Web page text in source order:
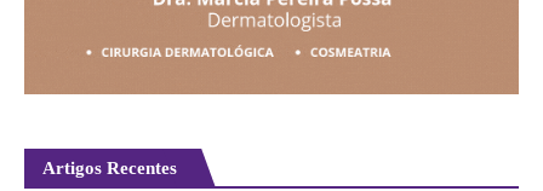
Artigos Recentes